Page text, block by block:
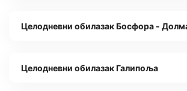
Целодневни обилазак Босфора -
Целодневни обилазак Галипоља